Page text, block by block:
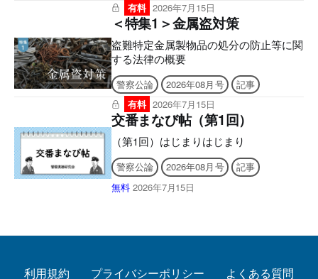
有料 2026年7月15日
＜特集1＞金属盗対策
盗難特定金属製物品の処分の防止等に関
する法律の概要
警察公論 2026年08月号
記事
有料 2026年7月15日
交番まなび帖（第1回）
（第1回）はじまりはじまり
警察公論 2026年08月号
記事
無料 2026年7月15日
利用規約 プライバシーポリシー よくある質問